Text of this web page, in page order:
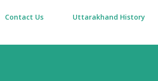
Contact Us Uttarakhand History